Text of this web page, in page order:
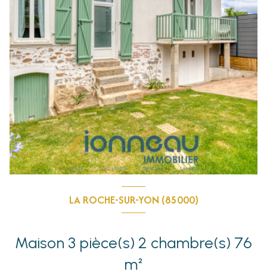
LA ROCHE-SUR-YON (85000)
Maison 3 pièce(s) 2 chambre(s) 76
m²